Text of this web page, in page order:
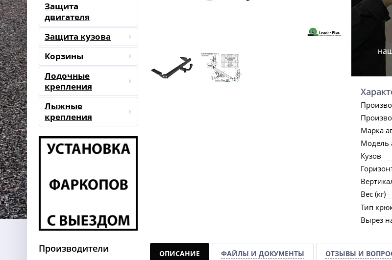
Защита
двигателя
Защита кузова
Корзины
Лодочные
крепления
Лыжные
крепления
Производители
Марка
Модель
Кузов
Вес (кг)
Тип
Вырез
ОПИСАНИЕ ФАЙЛЫ И ДОКУМЕНТЫ ОТЗЫВЫ И